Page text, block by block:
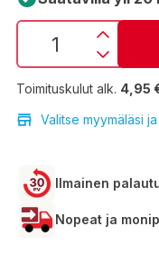
Toimituskulut alk. 4,95
Valitse myymäläsi
Ilmainen
Nopeat ja